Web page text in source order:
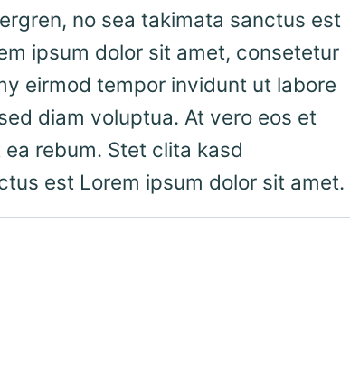
no sea takimata sanctus est
ipsum dolor sit amet, consetetur
eirmod tempor invidunt ut labore
diam voluptua. At vero eos et
rebum. Stet clita kasd
est Lorem ipsum dolor sit amet.